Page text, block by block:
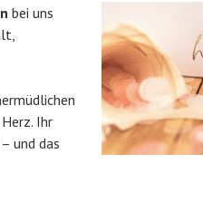
bei uns
Ihr
und das